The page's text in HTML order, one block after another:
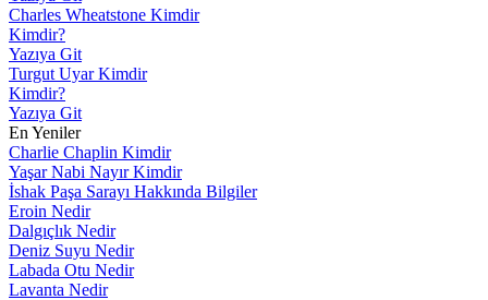
Charles Wheatstone Kimdir
Kimdir?
Yazıya Git
Turgut Uyar Kimdir
Kimdir?
Yazıya Git
En Yeniler
Charlie Chaplin Kimdir
Yaşar Nabi Nayır Kimdir
İshak Paşa Sarayı Hakkında Bilgiler
Eroin Nedir
Dalgıçlık Nedir
Deniz Suyu Nedir
Labada Otu Nedir
Lavanta Nedir